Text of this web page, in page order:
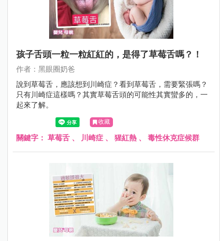
孩子舌頭一粒一粒紅紅的，是得了草莓舌嗎？！
作者：黑眼圈奶爸
說到草莓舌，應該想到川崎症？看到草莓舌，需要緊張嗎？
只有川崎症這樣嗎？其實草莓舌頭的可能性其實蠻多的，一
起來了解。
收藏
關鍵字： 草莓舌 、 川崎症 、 猩紅熱 、 毒性休克症候群